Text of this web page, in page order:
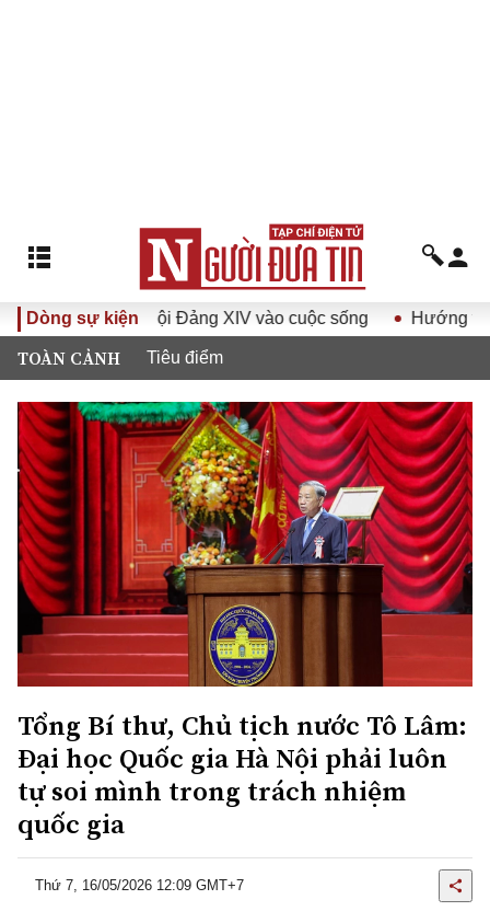
Dòng sự kiện
Đại hội Đảng XIV vào cuộc sống Hướng tới Đại hội đại
TOÀN CẢNH Tiêu điểm
Tổng Bí thư, Chủ tịch nước Tô Lâm:
Đại học Quốc gia Hà Nội phải luôn
tự soi mình trong trách nhiệm
quốc gia
Thứ 7, 16/05/2026 12:09 GMT+7